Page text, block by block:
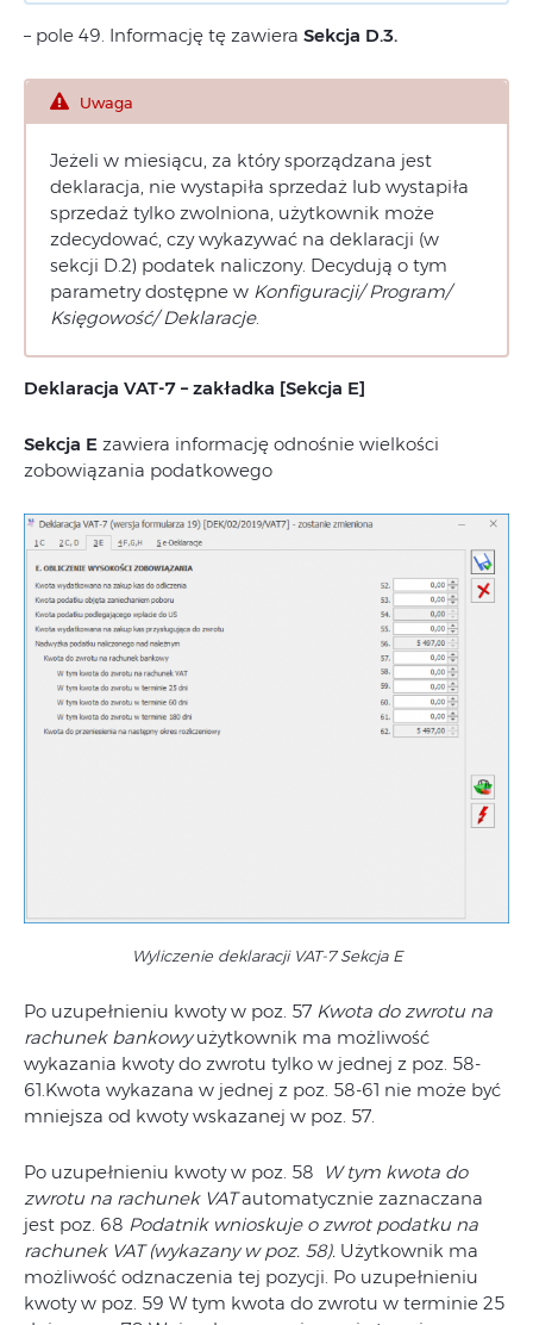
– pole 49. Informację tę zawiera Sekcja D.3.
Uwaga
Jeżeli w miesiącu, za który sporządzana jest
deklaracja, nie wystapiła sprzedaż lub wystapiła
sprzedaż tylko zwolniona, użytkownik może
zdecydować, czy wykazywać na deklaracji (w
sekcji D.2) podatek naliczony. Decydują o tym
parametry dostępne w Konfiguracji/ Program/
Księgowość/ Deklaracje.
Deklaracja VAT-7 – zakładka [Sekcja E]
Sekcja E zawiera informację odnośnie wielkości
zobowiązania podatkowego
Wyliczenie deklaracji VAT-7 Sekcja E
Po uzupełnieniu kwoty w poz. 57 Kwota do zwrotu na
rachunek bankowyużytkownik ma możliwość
wykazania kwoty do zwrotu tylko w jednej z poz. 58-
61.Kwota wykazana w jednej z poz. 58-61 nie może być
mniejsza od kwoty wskazanej w poz. 57.
Po uzupełnieniu kwoty w poz. 58 W tym kwota do
zwrotu na rachunek VATautomatycznie zaznaczana
jest poz. 68 Podatnik wnioskuje o zwrot podatku na
rachunek VAT (wykazany w poz. 58). Użytkownik ma
możliwość odznaczenia tej pozycji. Po uzupełnieniu
kwoty w poz. 59 W tym kwota do zwrotu w terminie 25